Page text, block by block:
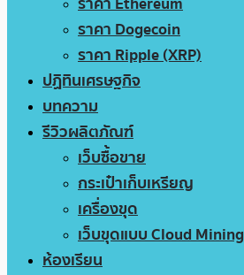
ราคา Dogecoin
ราคา Ripple (XRP)
ปฏิทินเศรษฐกิจ
บทความ
รีวิวผลิตภัณฑ์
เว็บซื้อขาย
กระเป๋าเก็บเหรียญ
เครื่องขุด
เว็บขุดแบบ Cloud Mining
ห้องเรียน